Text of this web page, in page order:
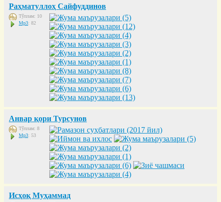
Раҳматуллоҳ Сайфуддинов
Тўплам: 10
Mp3: 82
Анвар қори Турсунов
Тўплам: 8
Mp3: 53
Исҳоқ Муҳаммад